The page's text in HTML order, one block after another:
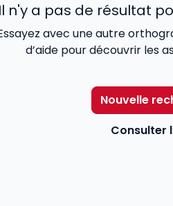
Il n'y a pas de résultat
avec une autre
d’aide pour découvrir les
Nouvelle
Consulter